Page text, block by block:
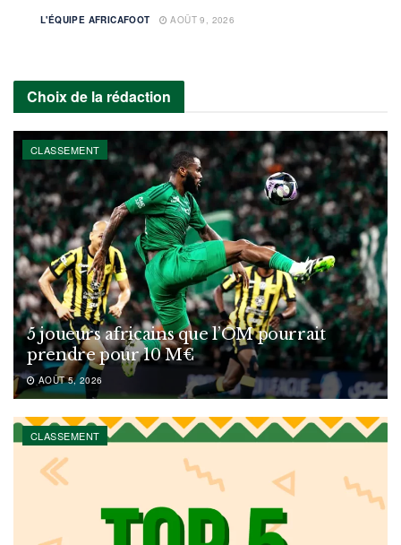
L'ÉQUIPE AFRICAFOOT AOÛT 9, 2026
Choix de la rédaction
CLASSEMENT
5 joueurs africains que l’OM pourrait
prendre pour 10 M€
AOÛT 5, 2026
CLASSEMENT